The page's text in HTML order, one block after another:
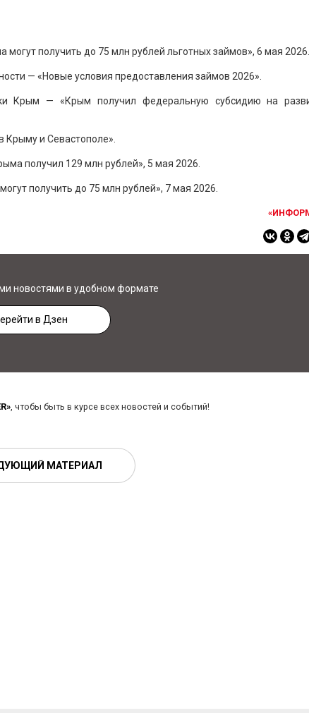
получить до 75 млн рублей льготных займов», 6 мая 2026.
— «Новые условия предоставления займов 2026».
Крым — «Крым получил федеральную субсидию на
Крыму и Севастополе».
получил 129 млн рублей», 5 мая 2026.
получить до 75 млн рублей», 7 мая 2026.
новостями в удобном формате
в Дзен
, чтобы быть в курсе всех новостей и событий!
МАТЕРИАЛ